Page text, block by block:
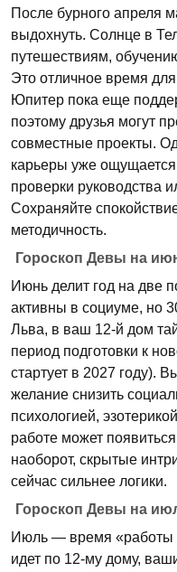
После бурного апреля
выдохнуть. Солнце в
путешествиям,
Это отличное время
Юпитер пока еще
поэтому друзья могут
совместные проекты.
карьеры уже
проверки руководства
Сохраняйте
методичность.
Гороскоп Девы на
Июнь делит год на две
активны в социуме, но
Льва, в ваш 12-й дом
период подготовки к
стартует в 2027 году).
желание снизить
психологией,
работе может
наоборот, скрытые
сейчас сильнее логики.
Гороскоп Девы на
Июль — время «работы
идет по 12-му дому,